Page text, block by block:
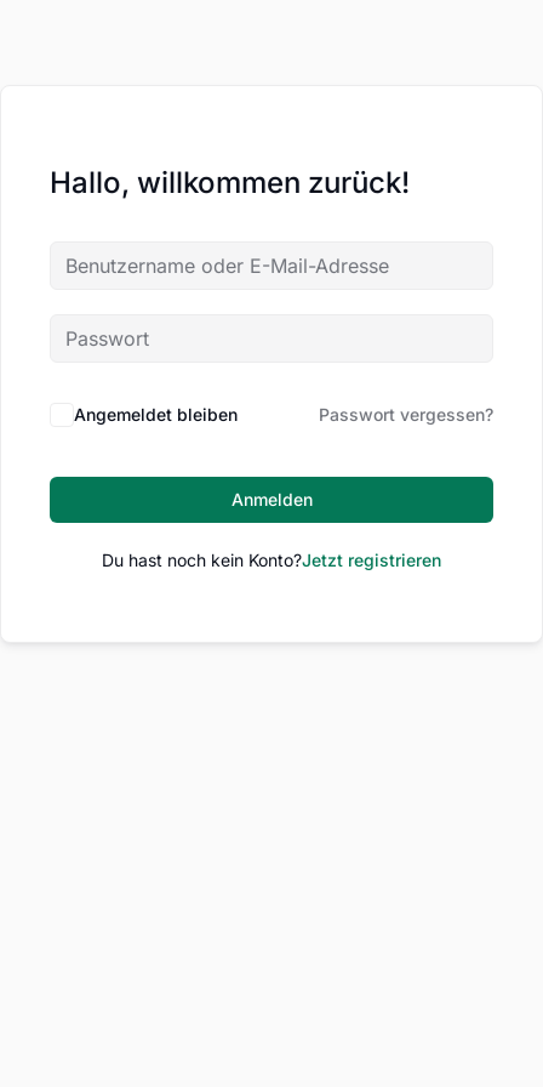
Hallo, willkommen zurück!
Angemeldet bleiben Passwort vergessen?
Anmelden
Du hast noch kein Konto?Jetzt registrieren